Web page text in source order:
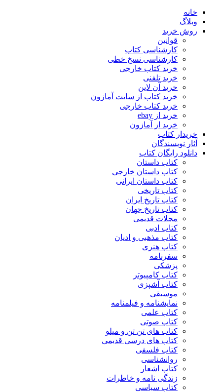
خانه
وبلاگ
روش خرید
قوانین
کارشناسی کتاب
کارشناسی نسخ خطی
خرید کتاب خارجی
خرید تلفنی
خرید آن لاین
خرید کتاب از سایت آمازون
خرید کتاب خارجی
خرید از ebay
خرید از آمازون
خریدار کتاب
آثار نویسندگان
دانلود رایگان کتاب
کتاب داستان
کتاب داستان خارجی
کتاب داستان ایرانی
کتاب تاریخی
کتاب تاریخ ایران
کتاب تاریخ جهان
مجلات قدیمی
کتاب ادبی
کتاب مذهبی و ادیان
کتاب هنری
سفرنامه
پزشکی
کتاب کامپیوتر
کتاب آشپزی
موسیقی
نمایشنامه و فیلمنامه
کتاب علمی
کتاب صوتی
کتاب های تن تن و میلو
کتاب های درسی قدیمی
کتاب فلسفی
روانشناسی
کتاب اشعار
زندگی نامه و خاطرات
کتاب سیاسی